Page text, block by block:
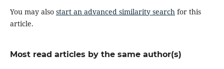
You may also start an advanced similarity searchfor this
article.
Most read articles by the same author(s)